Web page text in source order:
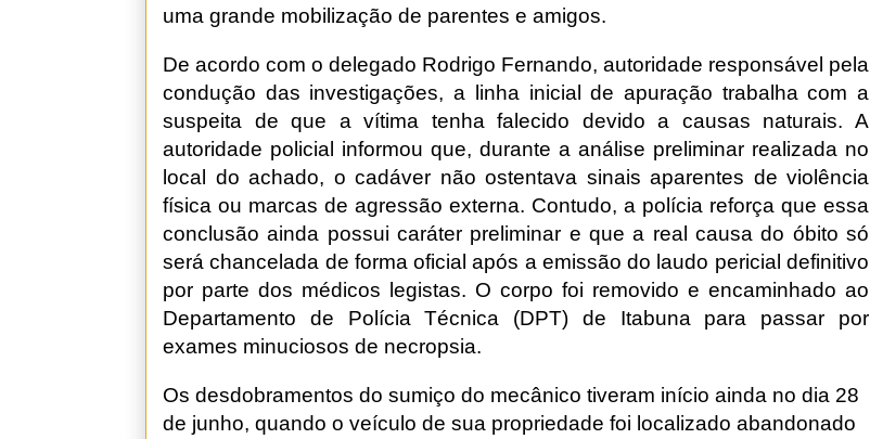
uma grande mobilização de parentes e amigos.
De acordo com o delegado Rodrigo Fernando, autoridade responsável pela
condução das investigações, a linha inicial de apuração trabalha com a
suspeita de que a vítima tenha falecido devido a causas naturais. A
autoridade policial informou que, durante a análise preliminar realizada no
local do achado, o cadáver não ostentava sinais aparentes de violência
física ou marcas de agressão externa. Contudo, a polícia reforça que essa
conclusão ainda possui caráter preliminar e que a real causa do óbito só
será chancelada de forma oficial após a emissão do laudo pericial definitivo
por parte dos médicos legistas. O corpo foi removido e encaminhado ao
Departamento de Polícia Técnica (DPT) de Itabuna para passar por
exames minuciosos de necropsia.
Os desdobramentos do sumiço do mecânico tiveram início ainda no dia 28
de junho, quando o veículo de sua propriedade foi localizado abandonado